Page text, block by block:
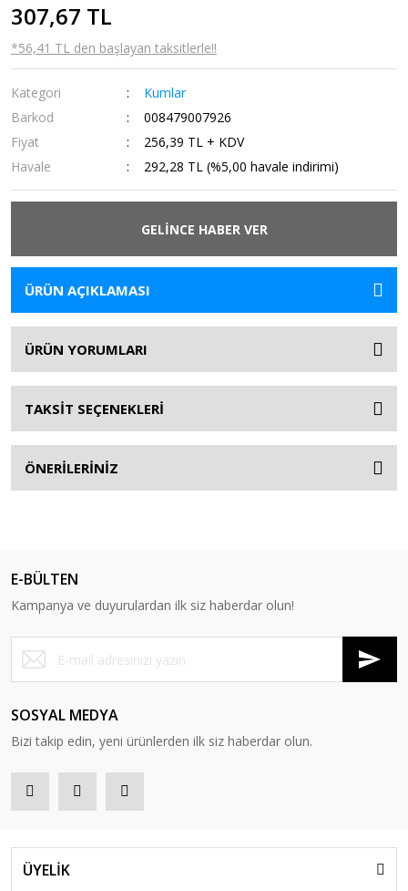
307,67 TL
*56,41 TL den başlayan taksitlerle!!
Kategori
Kumlar
Barkod
008479007926
Fiyat
256,39 TL + KDV
Havale
292,28 TL (%5,00 havale indirimi)
GELİNCE HABER VER
ÜRÜN AÇIKLAMASI
ÜRÜN YORUMLARI
TAKSİT SEÇENEKLERİ
ÖNERİLERİNİZ
E-BÜLTEN
Kampanya ve duyurulardan ilk siz haberdar olun!
SOSYAL MEDYA
Bizi takip edin, yeni ürünlerden ilk siz haberdar olun.
ÜYELİK